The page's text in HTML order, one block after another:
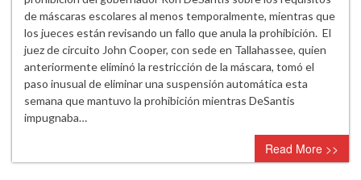
DeSantis
vuelve
a
poner
en
vigor
prohibición
de
las
de máscaras escolares al menos temporalmente, mientras que
los jueces están revisando un fallo que anula la prohibición. El
juez de circuito John Cooper, con sede en Tallahassee, quien
anteriormente eliminó la restricción de la máscara, tomó el
paso inusual de eliminar una suspensión automática esta
semana que mantuvo la prohibición mientras DeSantis
impugnaba…
Read More >>